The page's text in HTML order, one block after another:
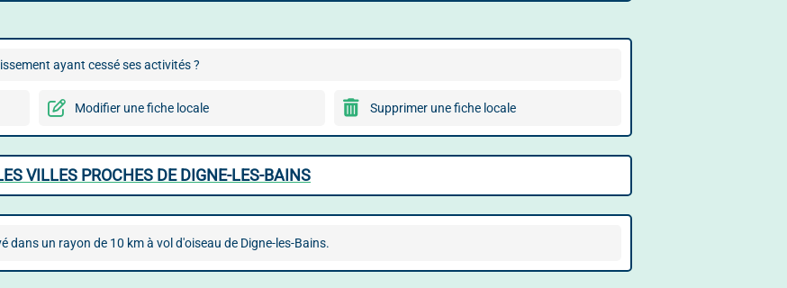
ayant cessé ses activités ?
Modifier une fiche locale Supprimer une fiche locale
VILLES PROCHES DE DIGNE-LES-BAINS
dans un rayon de 10 km à vol d'oiseau de Digne-les-Bains.